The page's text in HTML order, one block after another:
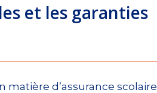
et les garanties
matière d’assurance scolaire